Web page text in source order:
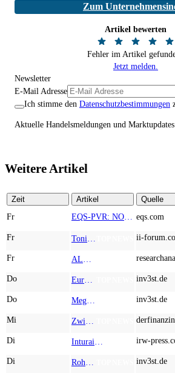
Zum
Artikel bewerten
Fehler im Artikel
Jetzt melden.
Newsletter
E-Mail Adresse
Ich stimme den Datenschutzbestimmungen
Aktuelle Handelsmeldungen und
Weitere Artikel
Zeit Artikel Quelle
Fr
eqs.com
Fr ii-
Fr
Do inv3st.de
Do inv3st.de
Mi
Di irw-
Di inv3st.de